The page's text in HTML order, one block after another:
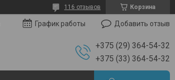
Корзина
116 отзывов
График работы Добавить отзыв
+375 (29) 364-54-32
+375 (33) 364-54-32